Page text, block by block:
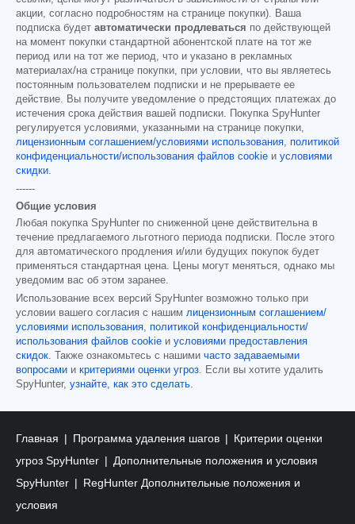
акции, согласно подробностям на странице покупки). Ваша
подписка будет автоматически продлеваться по действующей
на момент покупки стандартной абонентской плате на тот же
период или на тот же период, что и указано в рекламных
материалах/на странице покупки, при условии, что вы являетесь
постоянным пользователем подписки и не прерываете ее
действие. Вы получите уведомление о предстоящих платежах до
истечения срока действия вашей подписки. Покупка SpyHunter
регулируется условиями, указанными на странице покупки,
лицензионным соглашением/условиями использования, политикой
конфиденциальности/использования файлов cookie и условиями
скидки.
------
Общие условия
Любая покупка SpyHunter по сниженной цене действительна в
течение предлагаемого льготного периода подписки. После этого
для автоматического продления и/или будущих покупок будет
применяться стандартная цена. Цены могут меняться, однако мы
уведомим вас об этом заранее.
Использование всех версий SpyHunter возможно только при
условии вашего согласия с нашим лицензионным соглашением/
условиями использования, политикой конфиденциальности/
использования файлов cookie и условиями предоставления
скидок. Также ознакомьтесь с нашими часто задаваемыми
вопросами и критериями оценки угроз. Если вы хотите удалить
SpyHunter, узнайте, как это сделать.
Главная Программа удаления шагов
Критерии оценки
угроз SpyHunter
Дополнительные положения и условия
SpyHunter
RegHunter Дополнительные положения и
условия